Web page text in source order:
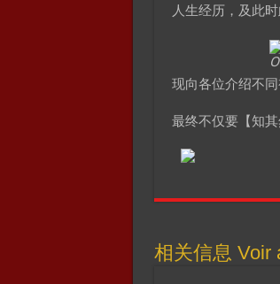
人生经历，及此时
现向各位介绍不
最终不仅要【知其
相关信息 Voir